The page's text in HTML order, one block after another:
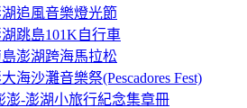
湖追風音樂燈光節
湖跳島101K自行車
島澎湖跨海馬拉松
海沙灘音樂祭(Pescadores Fest)
澎-澎湖小旅行紀念集章冊